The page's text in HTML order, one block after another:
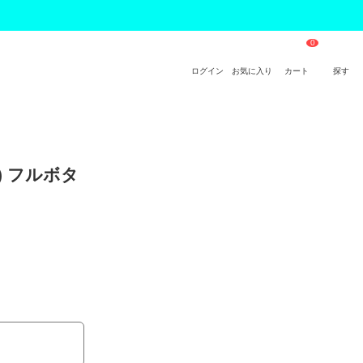
ログイン お気に入り カート 探す
フルボタ